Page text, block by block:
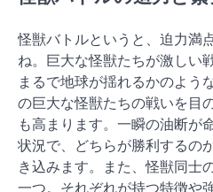
怪獣バトルというと、迫力満
ね。巨大な怪獣たちが激しい
まるで地球が揺れるかのよう
の巨大な怪獣たちの戦いを目
も高まります。一瞬の油断が
状況で、どちらが勝利するの
き込みます。また、怪獣同士
一つ。それぞれが持つ特徴や